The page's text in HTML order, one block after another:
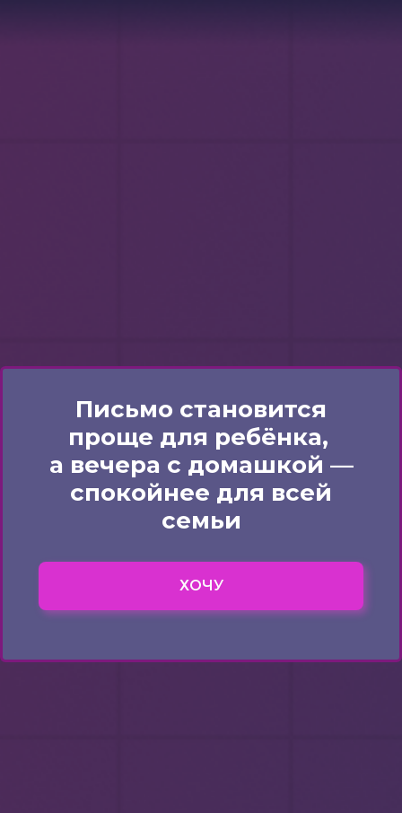
Письмо становится
проще для ребёнка,
а вечера с домашкой —
спокойнее для всей
семьи
ХОЧУ